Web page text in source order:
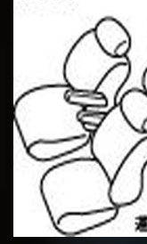
⑩White
⑦Blue
⑩White
④Brown
⑦Blue
④Beige
⑦Wine-red
④Beige
⑦Wine-red